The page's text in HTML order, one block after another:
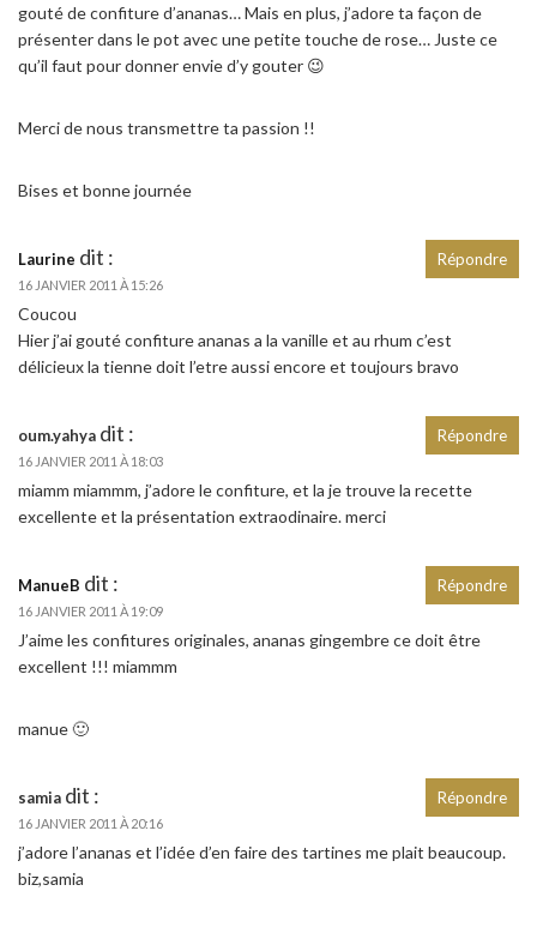
gouté de confiture d’ananas… Mais en plus, j’adore ta façon de
présenter dans le pot avec une petite touche de rose… Juste ce
qu’il faut pour donner envie d’y gouter 😉
Merci de nous transmettre ta passion !!
Bises et bonne journée
Laurine dit :
16 JANVIER 2011 À 15:26
Coucou
Hier j’ai gouté confiture ananas a la vanille et au rhum c’est
délicieux la tienne doit l’etre aussi encore et toujours bravo
Répondre
oum.yahya dit :
16 JANVIER 2011 À 18:03
miamm miammm, j’adore le confiture, et la je trouve la recette
excellente et la présentation extraodinaire. merci
Répondre
ManueB dit :
16 JANVIER 2011 À 19:09
J’aime les confitures originales, ananas gingembre ce doit être
excellent !!! miammm
manue 🙂
Répondre
samia dit :
16 JANVIER 2011 À 20:16
j’adore l’ananas et l’idée d’en faire des tartines me plait beaucoup.
biz,samia
Répondre